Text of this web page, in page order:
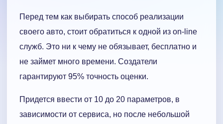
Перед тем как выбирать способ реализации
своего авто, стоит обратиться к одной из on-line
служб. Это ни к чему не обязывает, бесплатно и
не займет много времени. Создатели
гарантируют 95% точность оценки.
Придется ввести от 10 до 20 параметров, в
зависимости от сервиса, но после небольшой